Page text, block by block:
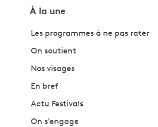
À la une
Les programmes à ne pas rater
On soutient
Nos visages
En bref
Actu Festivals
On s'engage